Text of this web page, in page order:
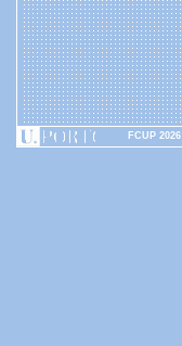
FCUP 2026